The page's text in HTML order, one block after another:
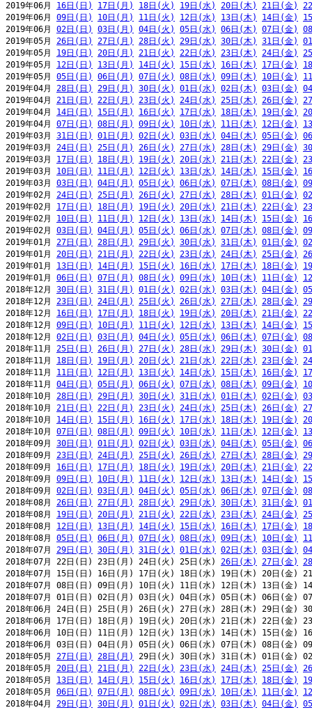
2019年06月 16日(日) 17日(月) 18日(火) 19日(水) 20日(木) 21日(金)
2019年06月 09日(日) 10日(月) 11日(火) 12日(水) 13日(木) 14日(金)
2019年06月 02日(日) 03日(月) 04日(火) 05日(水) 06日(木) 07日(金)
2019年05月 26日(日) 27日(月) 28日(火) 29日(水) 30日(木) 31日(金)
2019年05月 19日(日) 20日(月) 21日(火) 22日(水) 23日(木) 24日(金)
2019年05月 12日(日) 13日(月) 14日(火) 15日(水) 16日(木) 17日(金)
2019年05月 05日(日) 06日(月) 07日(火) 08日(水) 09日(木) 10日(金)
2019年04月 28日(日) 29日(月) 30日(火) 01日(水) 02日(木) 03日(金)
2019年04月 21日(日) 22日(月) 23日(火) 24日(水) 25日(木) 26日(金)
2019年04月 14日(日) 15日(月) 16日(火) 17日(水) 18日(木) 19日(金)
2019年04月 07日(日) 08日(月) 09日(火) 10日(水) 11日(木) 12日(金)
2019年03月 31日(日) 01日(月) 02日(火) 03日(水) 04日(木) 05日(金)
2019年03月 24日(日) 25日(月) 26日(火) 27日(水) 28日(木) 29日(金)
2019年03月 17日(日) 18日(月) 19日(火) 20日(水) 21日(木) 22日(金)
2019年03月 10日(日) 11日(月) 12日(火) 13日(水) 14日(木) 15日(金)
2019年03月 03日(日) 04日(月) 05日(火) 06日(水) 07日(木) 08日(金)
2019年02月 24日(日) 25日(月) 26日(火) 27日(水) 28日(木) 01日(金)
2019年02月 17日(日) 18日(月) 19日(火) 20日(水) 21日(木) 22日(金)
2019年02月 10日(日) 11日(月) 12日(火) 13日(水) 14日(木) 15日(金)
2019年02月 03日(日) 04日(月) 05日(火) 06日(水) 07日(木) 08日(金)
2019年01月 27日(日) 28日(月) 29日(火) 30日(水) 31日(木) 01日(金)
2019年01月 20日(日) 21日(月) 22日(火) 23日(水) 24日(木) 25日(金)
2019年01月 13日(日) 14日(月) 15日(火) 16日(水) 17日(木) 18日(金)
2019年01月 06日(日) 07日(月) 08日(火) 09日(水) 10日(木) 11日(金)
2018年12月 30日(日) 31日(月) 01日(火) 02日(水) 03日(木) 04日(金)
2018年12月 23日(日) 24日(月) 25日(火) 26日(水) 27日(木) 28日(金)
2018年12月 16日(日) 17日(月) 18日(火) 19日(水) 20日(木) 21日(金)
2018年12月 09日(日) 10日(月) 11日(火) 12日(水) 13日(木) 14日(金)
2018年12月 02日(日) 03日(月) 04日(火) 05日(水) 06日(木) 07日(金)
2018年11月 25日(日) 26日(月) 27日(火) 28日(水) 29日(木) 30日(金)
2018年11月 18日(日) 19日(月) 20日(火) 21日(水) 22日(木) 23日(金)
2018年11月 11日(日) 12日(月) 13日(火) 14日(水) 15日(木) 16日(金)
2018年11月 04日(日) 05日(月) 06日(火) 07日(水) 08日(木) 09日(金)
2018年10月 28日(日) 29日(月) 30日(火) 31日(水) 01日(木) 02日(金)
2018年10月 21日(日) 22日(月) 23日(火) 24日(水) 25日(木) 26日(金)
2018年10月 14日(日) 15日(月) 16日(火) 17日(水) 18日(木) 19日(金)
2018年10月 07日(日) 08日(月) 09日(火) 10日(水) 11日(木) 12日(金)
2018年09月 30日(日) 01日(月) 02日(火) 03日(水) 04日(木) 05日(金)
2018年09月 23日(日) 24日(月) 25日(火) 26日(水) 27日(木) 28日(金)
2018年09月 16日(日) 17日(月) 18日(火) 19日(水) 20日(木) 21日(金)
2018年09月 09日(日) 10日(月) 11日(火) 12日(水) 13日(木) 14日(金)
2018年09月 02日(日) 03日(月) 04日(火) 05日(水) 06日(木) 07日(金)
2018年08月 26日(日) 27日(月) 28日(火) 29日(水) 30日(木) 31日(金)
2018年08月 19日(日) 20日(月) 21日(火) 22日(水) 23日(木) 24日(金)
2018年08月 12日(日) 13日(月) 14日(火) 15日(水) 16日(木) 17日(金)
2018年08月 05日(日) 06日(月) 07日(火) 08日(水) 09日(木) 10日(金)
2018年07月 29日(日) 30日(月) 31日(火) 01日(水) 02日(木) 03日(金)
2018年07月 22日(日) 23日(月) 24日(火) 25日(水) 26日(木) 27日(金)
2018年07月 15日(日) 16日(月) 17日(火) 18日(水) 19日(木) 20日(金)
2018年07月 08日(日) 09日(月) 10日(火) 11日(水) 12日(木) 13日(金)
2018年07月 01日(日) 02日(月) 03日(火) 04日(水) 05日(木) 06日(金)
2018年06月 24日(日) 25日(月) 26日(火) 27日(水) 28日(木) 29日(金)
2018年06月 17日(日) 18日(月) 19日(火) 20日(水) 21日(木) 22日(金)
2018年06月 10日(日) 11日(月) 12日(火) 13日(水) 14日(木) 15日(金)
2018年06月 03日(日) 04日(月) 05日(火) 06日(水) 07日(木) 08日(金)
2018年05月 27日(日) 28日(月)
29日(火) 30日(水) 31日(木) 01日(金)
2018年05月 20日(日) 21日(月) 22日(火) 23日(水) 24日(木) 25日(金)
2018年05月 13日(日) 14日(月) 15日(火) 16日(水) 17日(木) 18日(金)
2018年05月 06日(日) 07日(月) 08日(火) 09日(水) 10日(木) 11日(金)
2018年04月 29日(日) 30日(月) 01日(火) 02日(水) 03日(木) 04日(金)